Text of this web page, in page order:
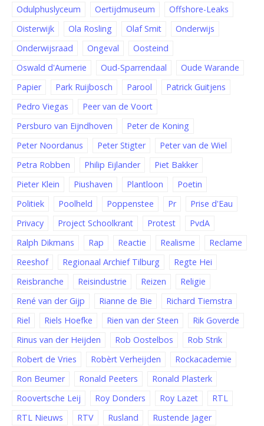
Odulphuslyceum
Oertijdmuseum
Offshore-Leaks
Oisterwijk
Ola Rosling Olaf Smit
Onderwijs
Onderwijsraad
Ongeval
Oosteind
Oswald d'Aumerie
Oud-Sparrendaal
Oude Warande
Papier
Park Ruijbosch Parool
Patrick Guitjens
Pedro Viegas
Peer van de Voort
Persburo van Eijndhoven
Peter de Koning
Peter Noordanus
Peter Stigter
Peter van de Wiel
Petra Robben
Philip Eijlander
Piet Bakker
Pieter Klein
Piushaven Plantloon
Poetin
Politiek
Poolheld Poppenstee Pr
Prise d'Eau
Privacy
Project Schoolkrant Protest
PvdA
Ralph Dikmans
Rap Reactie Realisme
Reclame
Reeshof
Regionaal Archief Tilburg
Regte Hei
Reisbranche
Reisindustrie Reizen
Religie
René van der Gijp
Rianne de Bie
Richard Tiemstra
Riel
Riels Hoefke Rien van der Steen
Rik Goverde
Rinus van der Heijden
Rob Oostelbos
Rob Strik
Robert de Vries
Robèrt Verheijden
Rockacademie
Ron Beumer
Ronald Peeters
Ronald Plasterk
Roovertsche Leij
Roy Donders Roy Lazet
RTL
RTL Nieuws
RTV Rusland
Rustende Jager